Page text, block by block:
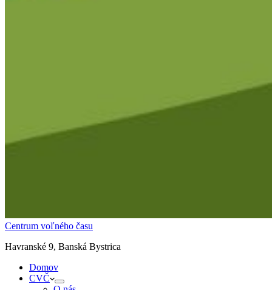
Centrum voľného času
Havranské 9, Banská Bystrica
Domov
CVČ